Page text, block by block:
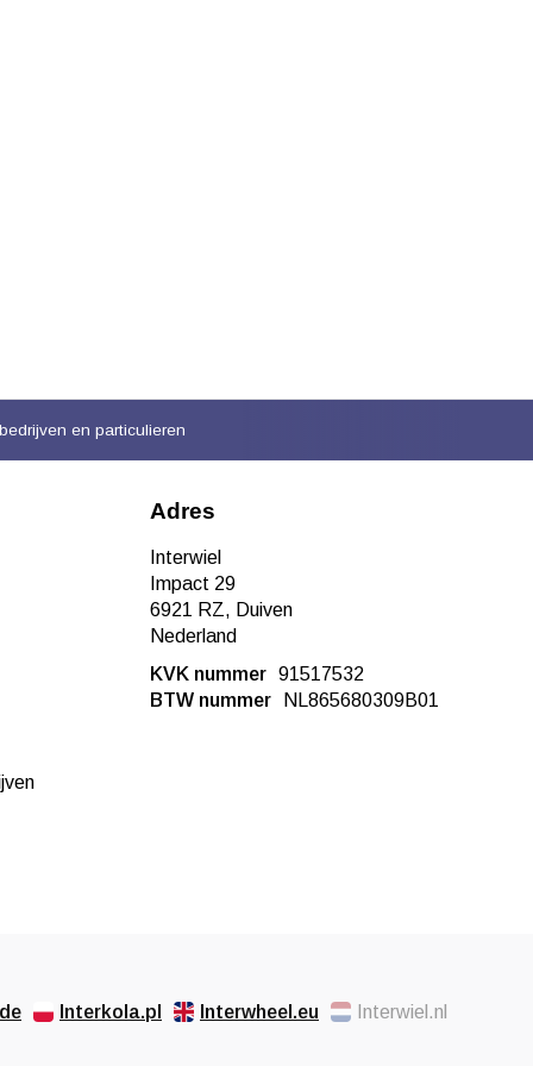
en particulieren
Adres
Interwiel
Impact 29
6921 RZ, Duiven
Nederland
KVK nummer 91517532
BTW nummer
NL865680309B01
Interkola.pl Interwheel.eu Interwiel.nl